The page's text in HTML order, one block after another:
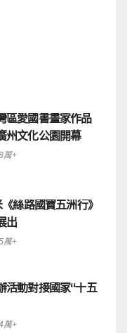
區愛國書畫家作品
州文化公園開幕
萬+
絲路國寶五洲行》
出
萬+
活動對接國家“十五
萬+